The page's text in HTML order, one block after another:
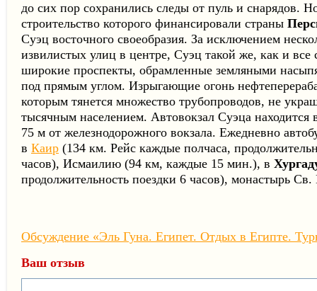
до сих пор сохранились следы от пуль и снарядов.
строительство которого финансировали страны
Суэц восточного своеоб­разия. За исключением
извилистых улиц в центре, Суэц та­кой же, как и все
широкие проспекты, обрамленные зем­ляными
под прямым углом. Изрыгающие огонь
которым тянется множество трубопрово­дов, не
тысячным населением. Автовокзал Суэца находится
75 м от железнодорож­ного вокзала. Ежедневно
в Каир (134 км. Рейс каждые полчаса,
часов), Исмаилию (94 км, каждые 15 мин.), в
продолжительность поездки 6 часов), монастырь
Обсуждение «Эль Гуна. Египет. Отдых в Египте.
Ваш отзыв